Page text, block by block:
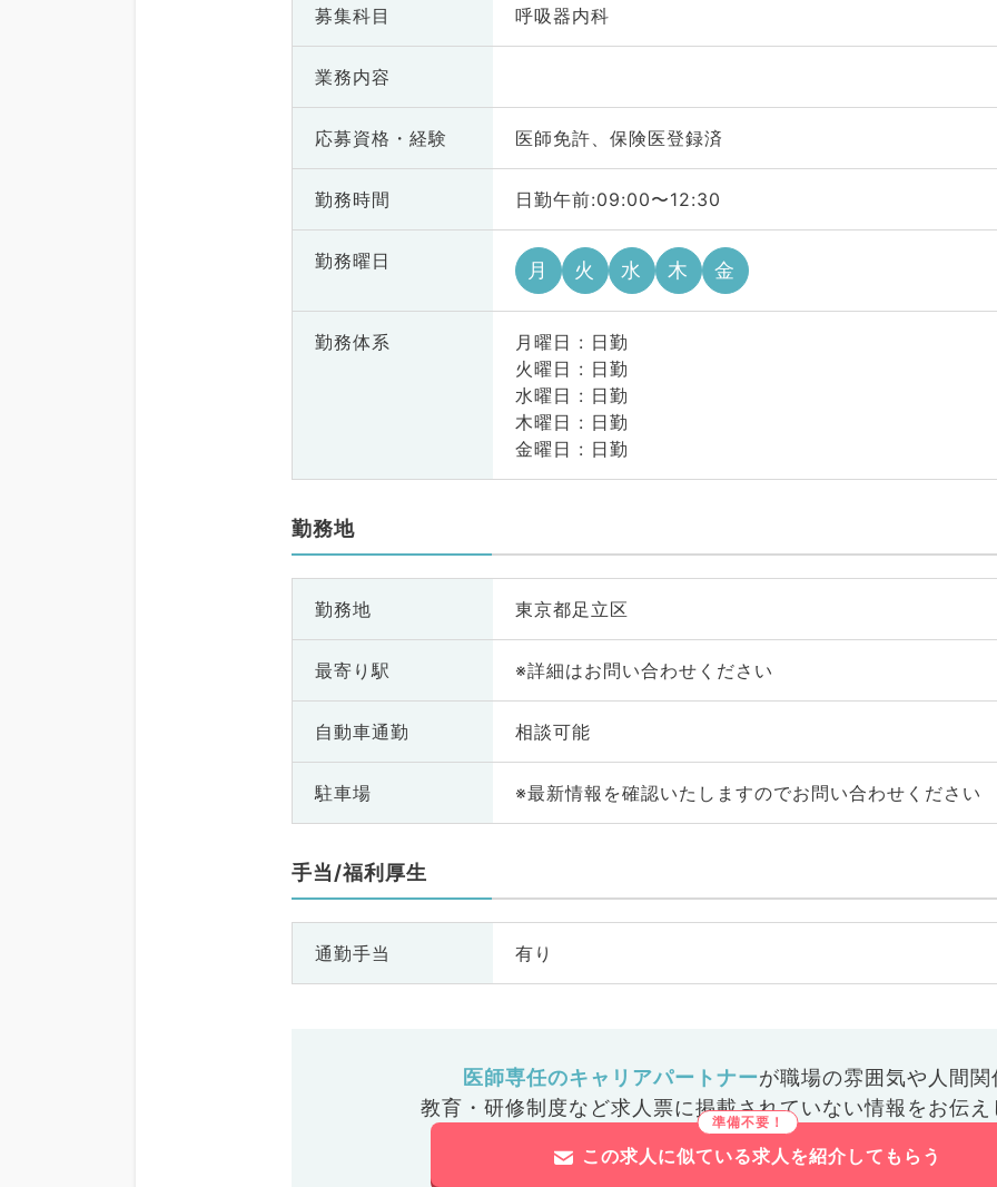
募集科目 呼吸器内科
業務内容
応募資格・ 経験 医師免許、保険医登録済
勤務時間 日勤午前:09:00〜12:30
勤務曜日 月 火 水 木 金
勤務体系
月曜日 : 日勤
火曜日 : 日勤
水曜日 : 日勤
木曜日 : 日勤
金曜日 : 日勤
勤務地
勤務地 東京都足立区
最寄り駅 ※詳細はお問い合わせください
自動車通勤 相談可能
駐車場 ※最新情報を確認いたしますのでお問い合わせください
手当/福利厚生
通勤手当 有り
医師専任のキャリアパートナーが職場の雰囲気や人間関
教育・研修制度など求人票に掲載されていない情報をお伝え
この求人に似ている求人を紹介してもらう